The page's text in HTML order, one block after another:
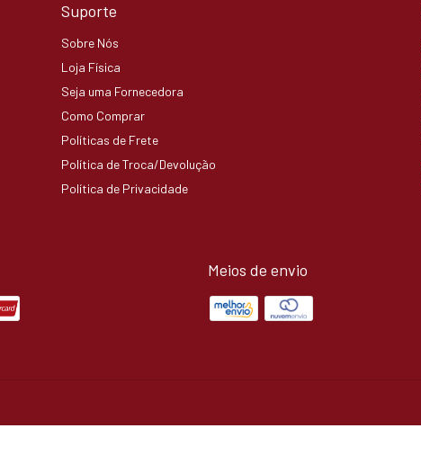
Suporte
Sobre Nós
Loja Física
Seja uma Fornecedora
Como Comprar
Políticas de Frete
Política de Troca/Devolução
Política de Privacidade
Meios de envio